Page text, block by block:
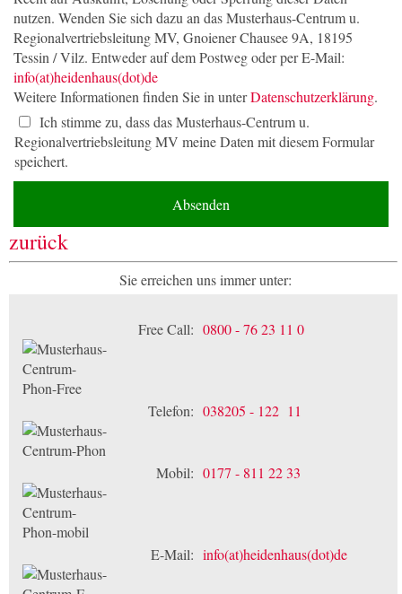
nutzen. Wenden Sie sich dazu an das Musterhaus-Centrum u.
Regionalvertriebsleitung MV, Gnoiener Chausee 9A, 18195
Tessin / Vilz. Entweder auf dem Postweg oder per E-Mail:
info(at)heidenhaus(dot)de
Weitere Informationen finden Sie in unterDatenschutzerklärung.
Ich stimme zu, dass das Musterhaus-Centrum u.
Regionalvertriebsleitung MV meine Daten mit diesem Formular
speichert.
Absenden
zurück
Sie erreichen uns immer unter:
Free Call: 0800 - 76 23 11 0
Telefon: 038205 - 122 11
Mobil: 0177 - 811 22 33
E-Mail: info(at)heidenhaus(dot)de